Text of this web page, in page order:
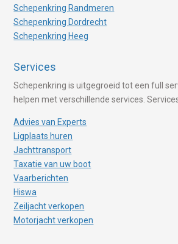
Schepenkring Randmeren
Schepenkring Dordrecht
Schepenkring Heeg
Services
Schepenkring is uitgegroeid tot een full
helpen met verschillende services.
Advies van Experts
Ligplaats huren
Jachttransport
Taxatie van uw boot
Vaarberichten
Hiswa
Zeiljacht verkopen
Motorjacht verkopen